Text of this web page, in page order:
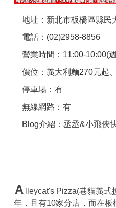
地址：新北市板橋區縣民
電話：(02)2958-8856
營業時間：11:00-10:00(
價位：義大利麵270元起
停車場：有
無線網路：有
Blog介紹： 丞丞&小飛俠
A
lleycat's Pizza(巷貓義
年，且有10家分店，而在